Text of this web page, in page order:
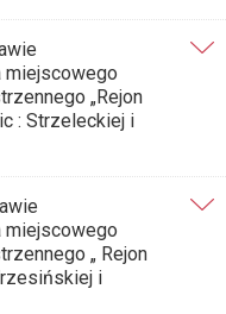
„Rejon
: Strzeleckiej i
„ Rejon
i